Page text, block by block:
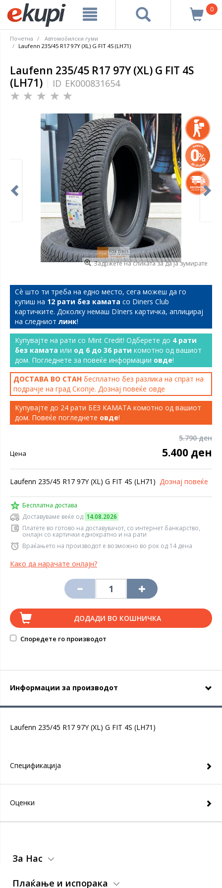
0
Почетна
Автомобилски гуми
Laufenn 235/45 R17 97Y (XL) G FIT 4S (LH71)
Laufenn 235/45 R17 97Y (XL) G FIT 4S
(LH71)
ID EK000831654
Задржете на сликата за да ја зумирате
Сѐ што ти треба на едно место, сега можеш да го
купиш на 12 рати без камата со Diners Club
картичките. Доколку немаш DIners картичка, аплицирај
на следниот линк!
Купувајте на рати со Mint Credit! Одберете до 4 рати
без камата или од 6 до 36 рати комотно од вашиот
дом. Погледнете за повеќе информации овде!
ДОСТАВА ВО СТАН бесплатно без разлика на спрат на
подрачје на град Скопје. Дознај повеќе овде
Купувајте до 24 рати БЕЗ КАМАТА комотно од вашиот
дом. Повеќе погледнете овде!
5.790 ден
Цена 5.400 ден
Laufenn 235/45 R17 97Y (XL) G FIT 4S (LH71) Дознај повеќе
Бесплатна достава
Доставуваме веќе од 14.08.2026
Платете во готово на доставувачот, со интернет банкарство,
онлајн со картички еднократно и на рати
Враќањето на производот е возможно во рок од 14 дена
Како да нарачате онлајн?
ДОДАДИ ВО КОШНИЧКА
Споредете го производот
Информации за производот
Laufenn 235/45 R17 97Y (XL) G FIT 4S (LH71)
Спецификација
Оценки
За Нас
Плаќање и испорака